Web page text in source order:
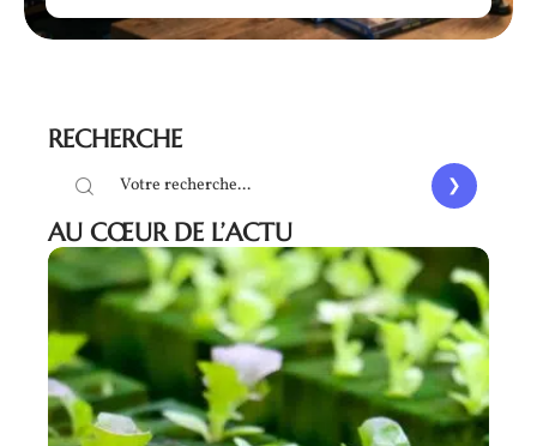
RECHERCHE
AU CŒUR DE L’ACTU